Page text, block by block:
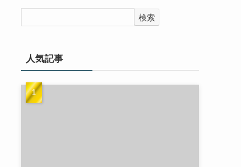
検索
人気記事